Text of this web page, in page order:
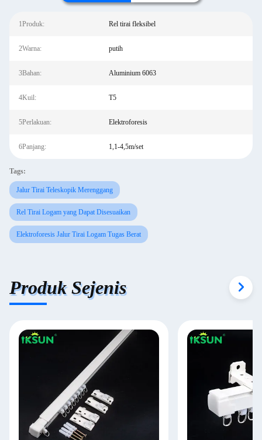
1Produk: Rel tirai fleksibel
2Warna: putih
3Bahan: Aluminium 6063
4Kuil: T5
5Perlakuan: Elektroforesis
6Panjang: 1,1-4,5m/set
Tags:
Jalur Tirai Teleskopik Merenggang
Rel Tirai Logam yang Dapat Disesuaikan
Elektroforesis Jalur Tirai Logam Tugas Berat
Produk Sejenis